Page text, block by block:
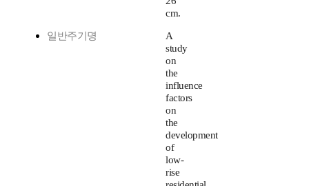
cm.
일반주기명
A
study
on
the
influence
factors
on
the
development
of
low-
rise